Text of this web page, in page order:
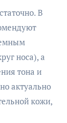
В
носа), а
тона и
актуально
кожи,